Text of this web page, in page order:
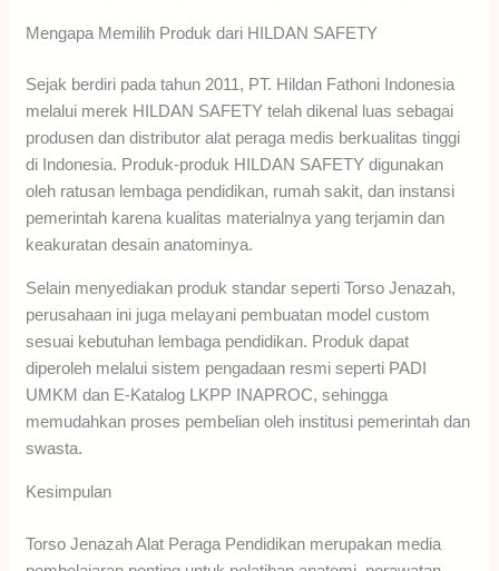
Mengapa Memilih Produk dari HILDAN SAFETY
Sejak berdiri pada tahun 2011, PT. Hildan Fathoni Indonesia
melalui merek HILDAN SAFETY telah dikenal luas sebagai
produsen dan distributor alat peraga medis berkualitas tinggi
di Indonesia. Produk-produk HILDAN SAFETY digunakan
oleh ratusan lembaga pendidikan, rumah sakit, dan instansi
pemerintah karena kualitas materialnya yang terjamin dan
keakuratan desain anatominya.
Selain menyediakan produk standar seperti Torso Jenazah,
perusahaan ini juga melayani pembuatan model custom
sesuai kebutuhan lembaga pendidikan. Produk dapat
diperoleh melalui sistem pengadaan resmi seperti PADI
UMKM dan E-Katalog LKPP INAPROC, sehingga
memudahkan proses pembelian oleh institusi pemerintah dan
swasta.
Kesimpulan
Torso Jenazah Alat Peraga Pendidikan merupakan media